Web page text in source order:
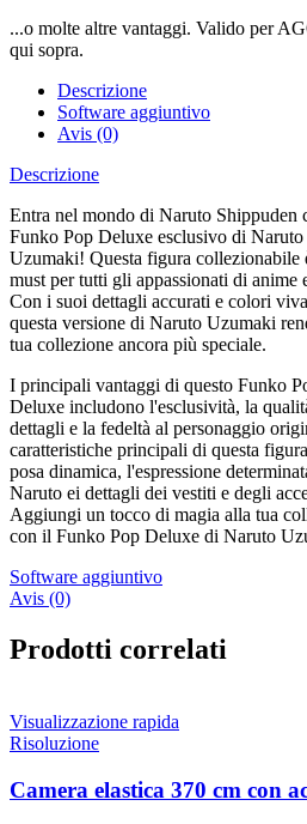
...o molte altre vantaggi. Valido per
qui sopra.
Descrizione
Software aggiuntivo
Avis (0)
Descrizione
Entra nel mondo di Naruto Shippuden
Funko Pop Deluxe esclusivo di Naruto
Uzumaki! Questa figura collezionabile
must per tutti gli appassionati di anime
Con i suoi dettagli accurati e colori
questa versione di Naruto Uzumaki
tua collezione ancora più speciale.
I principali vantaggi di questo Funko
Deluxe includono l'esclusività, la
dettagli e la fedeltà al personaggio
caratteristiche principali di questa
posa dinamica, l'espressione
Naruto ei dettagli dei vestiti e degli
Aggiungi un tocco di magia alla tua
con il Funko Pop Deluxe di Naruto
Software aggiuntivo
Avis (0)
Prodotti correlati
Visualizzazione rapida
Risoluzione
Camera elastica 370 cm con